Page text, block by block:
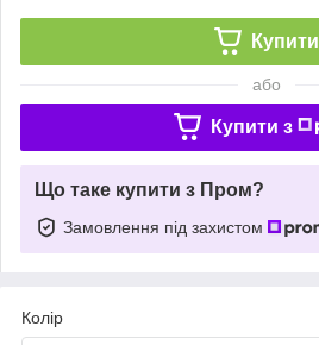
Купити
або
Купити з
Що таке купити з Пром?
Замовлення під захистом
Колір